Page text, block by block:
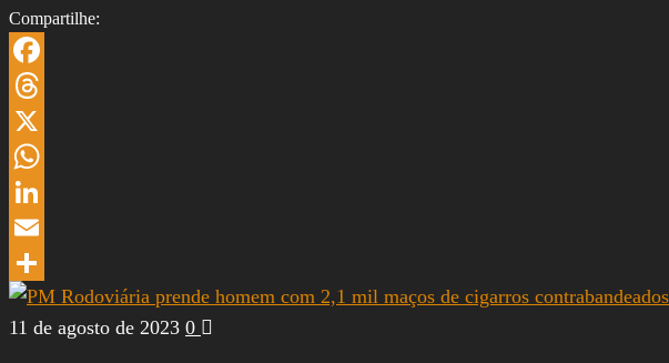
Compartilhe:
Facebook
Threads
X
WhatsApp
LinkedIn
Email
Share
11 de agosto de 2023 0